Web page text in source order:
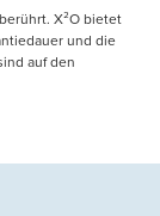
X²O bietet
und die
auf den